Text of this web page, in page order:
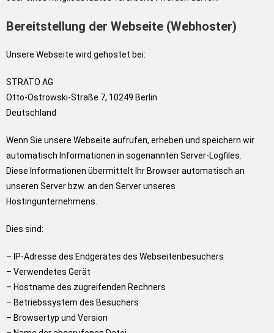
Bereitstellung der Webseite (Webhoster)
Unsere Webseite wird gehostet bei:
STRATO AG
Otto-Ostrowski-Straße 7, 10249 Berlin
Deutschland
Wenn Sie unsere Webseite aufrufen, erheben und speichern wir
automatisch Informationen in sogenannten Server-Logfiles.
Diese Informationen übermittelt Ihr Browser automatisch an
unseren Server bzw. an den Server unseres
Hostingunternehmens.
Dies sind:
– IP-Adresse des Endgerätes des Webseitenbesuchers
– Verwendetes Gerät
– Hostname des zugreifenden Rechners
– Betriebssystem des Besuchers
– Browsertyp und Version